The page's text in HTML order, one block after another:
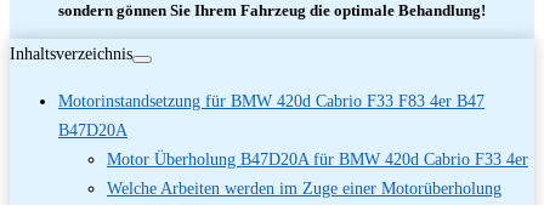
sondern gönnen Sie Ihrem Fahrzeug die optimale Behandlung!
Inhaltsverzeichnis
Motorinstandsetzung für BMW 420d Cabrio F33 F83 4er B47
B47D20A
Motor Überholung B47D20A für BMW 420d Cabrio F33 4er
Welche Arbeiten werden im Zuge einer Motorüberholung